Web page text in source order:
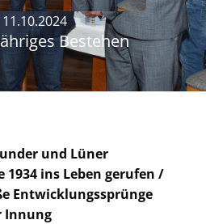
11.10.2024
Bestehen
und Lüner
1934 ins Leben gerufen /
Entwicklungssprünge
Innung